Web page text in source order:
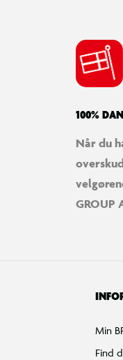
100%
Når du
GROUP
Min
Find